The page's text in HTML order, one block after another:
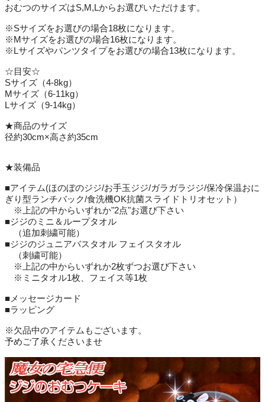
おむつのサイズはS,M,Lからお選びいただけます。
※Sサイズをお選びの場合18枚になります。
※Mサイズをお選びの場合16枚になります。
※Lサイズやパンツタイプをお選びの場合13枚になります。
☆目安☆
Sサイズ（4-8kg）
Mサイズ（6-11kg）
Lサイズ（9-14kg）
★商品のサイズ
径約30cm×高さ約35cm
★装備品
■アイテム(ほのぼのジジ/お手玉ジジ/ガラガラジジ/保冷保温おに
ぎり型ランチバック/食洗機OK抗菌スライドトリオセット）
※上記の中からいずれか"2点"お選び下さい
■ジジのミニ＆ループタオル
（追加刺繍可能）
■ジジのジュニアバスタオル フェイスタオル
（刺繍可能）
※上記の中からいずれか2枚ずつお選び下さい
※ミニタオル1枚、フェイス等1枚
■メッセージカード
■ラッピング
※欠品中のアイテムもございます。
予めご了承くださいませ